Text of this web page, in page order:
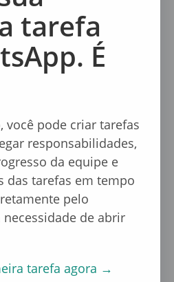
estabelecer rotinas de
diárias de tarefas e
alinhar prioridades.
principais
auto-gestão
equipes?
agilidade e
a dependência do gestor
mais forte.
tarefa
É
você pode criar tarefas
responsabilidades,
da equipe e
das tarefas em tempo
pelo
necessidade de abrir
tarefa agora →